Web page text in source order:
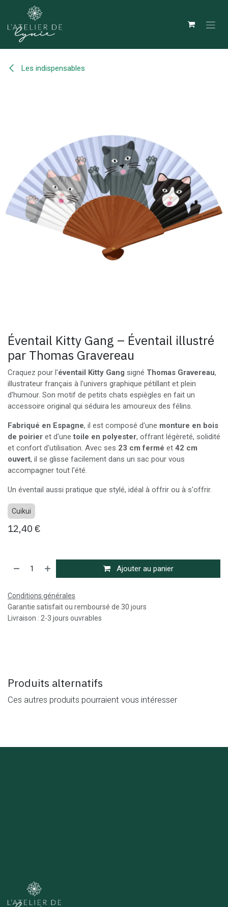
Se rendre au contenu
Les indispensables
Éventail Kitty Gang – Éventail illustré
par Thomas Gravereau
Craquez pour l'éventail Kitty Gang signé Thomas Gravereau,
illustrateur français à l'univers graphique pétillant et plein
d'humour. Son motif de petits chats espiègles en fait un
accessoire original qui séduira les amoureux des félins.
Fabriqué en Espagne, il est composé d'une monture en bois
de poirier et d'unetoile en polyester, offrant légèreté, solidité
et confort d'utilisation. Avec ses 23 cm fermé et 42 cm
ouvert, il se glisse facilement dans un sac pour vous
accompagner tout l'été.
Un éventail aussi pratique que stylé, idéal à offrir ou à s'offrir.
Cuikui
12,40 €
Ajouter au panier
Conditions générales
Garantie satisfait ou remboursé de 30 jours
Livraison : 2-3 jours ouvrables
Produits alternatifs
Ces autres produits pourraient vous intéresser